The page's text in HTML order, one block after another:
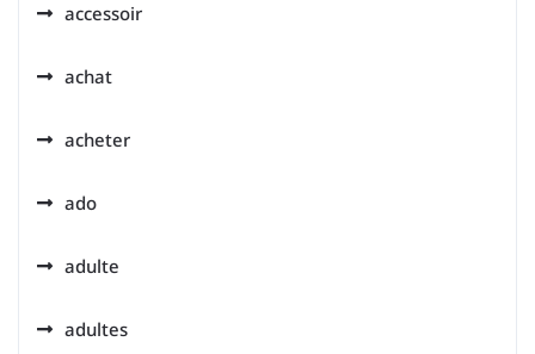
accessoir
achat
acheter
ado
adulte
adultes